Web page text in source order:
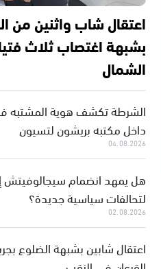
اعتقال شاب واثنين من
بشبهة اغتصاب ثلاث
الشمال
الشرطة تكشف هوية المشتبه
داخل مكتبه بريشون لتسيون
04.08.2026
هل يمهد انضمام سيجالوفيتش
لتحالفات سياسية جديدة؟
02.08.2026
اعتقال شابين بشبهة الضلوع